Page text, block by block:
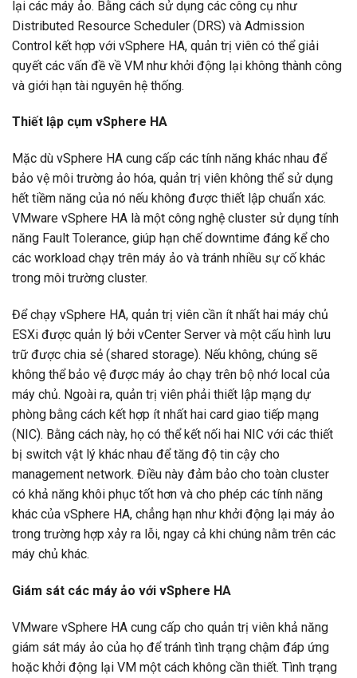
lại các máy ảo. Bằng cách sử dụng các công cụ như
Distributed Resource Scheduler (DRS) và Admission
Control kết hợp với vSphere HA, quản trị viên có thể giải
quyết các vấn đề về VM như khởi động lại không thành công
và giới hạn tài nguyên hệ thống.
Thiết lập cụm vSphere HA
Mặc dù vSphere HA cung cấp các tính năng khác nhau để
bảo vệ môi trường ảo hóa, quản trị viên không thể sử dụng
hết tiềm năng của nó nếu không được thiết lập chuẩn xác.
VMware vSphere HA là một công nghệ cluster sử dụng tính
năng Fault Tolerance, giúp hạn chế downtime đáng kể cho
các workload chạy trên máy ảo và tránh nhiều sự cố khác
trong môi trường cluster.
Để chạy vSphere HA, quản trị viên cần ít nhất hai máy chủ
ESXi được quản lý bởi vCenter Server và một cấu hình lưu
trữ được chia sẻ (shared storage). Nếu không, chúng sẽ
không thể bảo vệ được máy ảo chạy trên bộ nhớ local của
máy chủ. Ngoài ra, quản trị viên phải thiết lập mạng dự
phòng bằng cách kết hợp ít nhất hai card giao tiếp mạng
(NIC). Bằng cách này, họ có thể kết nối hai NIC với các thiết
bị switch vật lý khác nhau để tăng độ tin cậy cho
management network. Điều này đảm bảo cho toàn cluster
có khả năng khôi phục tốt hơn và cho phép các tính năng
khác của vSphere HA, chẳng hạn như khởi động lại máy ảo
trong trường hợp xảy ra lỗi, ngay cả khi chúng nằm trên các
máy chủ khác.
Giám sát các máy ảo với vSphere HA
VMware vSphere HA cung cấp cho quản trị viên khả năng
giám sát máy ảo của họ để tránh tình trạng chậm đáp ứng
hoặc khởi động lại VM một cách không cần thiết. Tình trạng